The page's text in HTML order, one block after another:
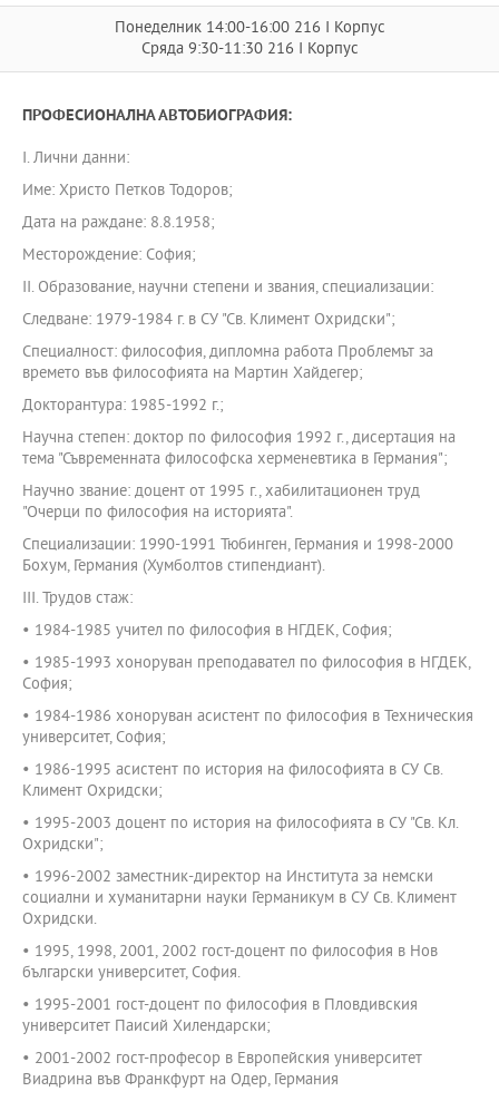
Понеделник 14:00-16:00 216 I Корпус
Сряда 9:30-11:30 216 I Корпус
ПРОФЕСИОНАЛНА АВТОБИОГРАФИЯ:
I. Лични данни:
Име: Христо Петков Тодоров;
Дата на раждане: 8.8.1958;
Месторождение: София;
II. Образование, научни степени и звания, специализации:
Следване: 1979-1984 г. в СУ "Св. Климент Охридски";
Специалност: философия, дипломна работа Проблемът за
времето във философията на Мартин Хайдегер;
Докторантура: 1985-1992 г.;
Научна степен: доктор по философия 1992 г., дисертация на
тема "Съвременната философска херменевтика в Германия";
Научно звание: доцент от 1995 г., хабилитационен труд
"Очерци по философия на историята".
Специализации: 1990-1991 Тюбинген, Германия и 1998-2000
Бохум, Германия (Хумболтов стипендиант).
III. Трудов стаж:
• 1984-1985 учител по философия в НГДЕК, София;
• 1985-1993 хоноруван преподавател по философия в НГДЕК,
София;
• 1984-1986 хоноруван асистент по философия в Техническия
университет, София;
• 1986-1995 асистент по история на философията в СУ Св.
Климент Охридски;
• 1995-2003 доцент по история на философията в СУ "Св. Кл.
Охридски";
• 1996-2002 заместник-директор на Института за немски
социални и хуманитарни науки Германикум в СУ Св. Климент
Охридски.
• 1995, 1998, 2001, 2002 гост-доцент по философия в Нов
български университет, София.
• 1995-2001 гост-доцент по философия в Пловдивския
университет Паисий Хилендарски;
• 2001-2002 гост-професор в Европейския университет
Виадрина във Франкфурт на Одер, Германия